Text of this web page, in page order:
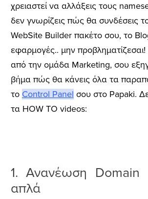
χρειαστεί να αλλάξεις τους
δεν γνωρίζεις πώς θα συνδέσεις
WebSite Builder πακέτο σου, το
εφαρμογές.. μην
από την ομάδα Marketing, σου
βήμα πώς θα κάνεις όλα τα
το Control Panel σου στο Papaki.
τα HOW TO videos:
1. Ανανέωση Domain
απλά